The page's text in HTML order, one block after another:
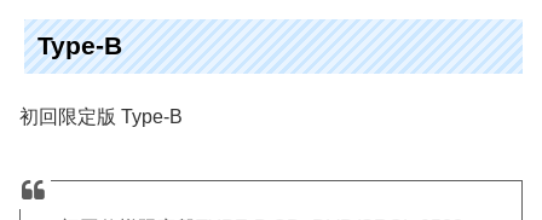
Type-B
初回限定版 Type-B